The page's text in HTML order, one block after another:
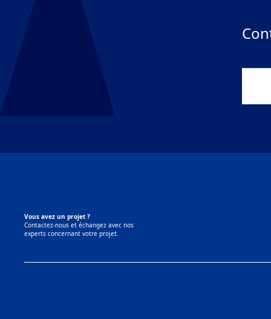
Vous avez un projet ?
Contactez-nous et échangez avec nos
experts concernant votre projet.